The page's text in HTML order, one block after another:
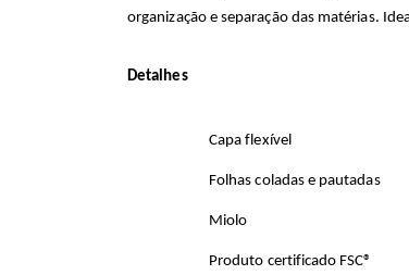
organização e separação das matérias.
Detalhes
Capa flexível
Folhas coladas e pautadas
Miolo
Produto certificado FSC®